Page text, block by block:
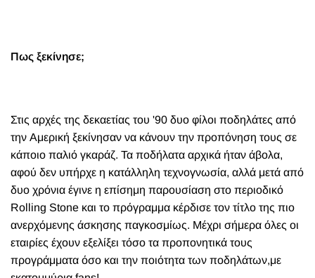
Πως ξεκίνησε;
Στις αρχές της δεκαετίας του '90 δυο φίλοι ποδηλάτες από
την Αμερική ξεκίνησαν να κάνουν την προπόνηση τους σε
κάποιο παλιό γκαράζ. Τα ποδήλατα αρχικά ήταν άβολα,
αφού δεν υπήρχε η κατάλληλη τεχνογνωσία, αλλά μετά από
δυο χρόνια έγινε η επίσημη παρουσίαση στο περιοδικό
Rolling Stone και το πρόγραμμα κέρδισε τον τίτλο της πιο
ανερχόμενης άσκησης παγκοσμίως. Μέχρι σήμερα όλες οι
εταιρίες έχουν εξελίξει τόσο τα προπονητικά τους
προγράμματα όσο και την ποιότητα των ποδηλάτων,με